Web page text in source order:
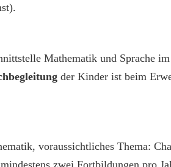
Ma­thematik und Sprache
der Kinder ist beim
vo­raussichtliches Thema:
zwei Fortbildungen pro